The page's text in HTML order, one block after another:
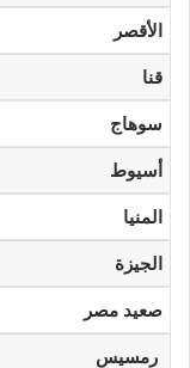
الأقصر
قنا
سوهاج
أسيوط
المنيا
الجيزة
صعيد مصر
رمسيس